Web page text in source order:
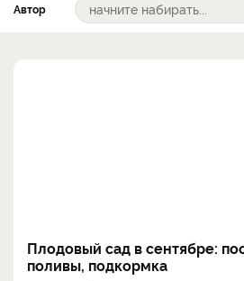
Автор
Плодовый сад в сентябре:
поливы, подкормка